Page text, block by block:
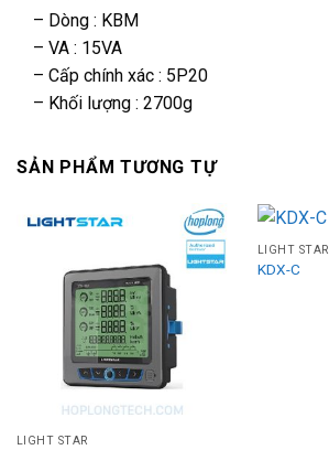
– Dòng : KBM
– VA : 15VA
– Cấp chính xác : 5P20
– Khối lượng : 2700g
SẢN PHẨM TƯƠNG TỰ
LIGHT STAR
LIGHT STAR
KDX-C